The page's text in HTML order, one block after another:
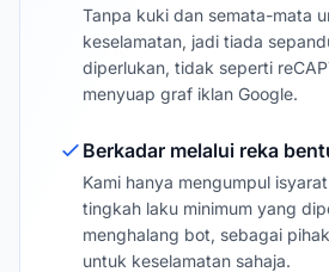
Tanpa kuki dan semata-mata
keselamatan, jadi tiada
diperlukan, tidak seperti
menyuap graf iklan Google.
Berkadar melalui reka
Kami hanya mengumpul
tingkah laku minimum yang
menghalang bot, sebagai
untuk keselamatan sahaja.